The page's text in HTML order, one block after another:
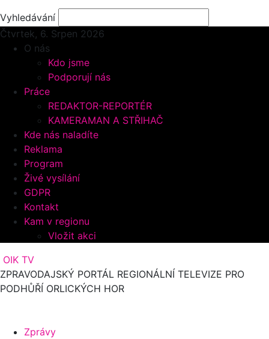
Vyhledávání
Čtvrtek, 6. Srpen 2026
O nás
Kdo jsme
Podporují nás
Práce
REDAKTOR-REPORTÉR
KAMERAMAN A STŘIHAČ
Kde nás naladíte
Reklama
Program
Živé vysílání
GDPR
Kontakt
Kam v regionu
Vložit akci
OIK TV
ZPRAVODAJSKÝ PORTÁL REGIONÁLNÍ TELEVIZE PRO
PODHŮŘÍ ORLICKÝCH HOR
Zprávy